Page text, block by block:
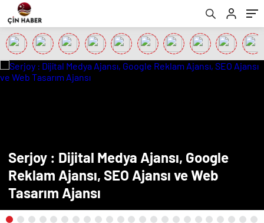
Serjoy : Dijital Medya Ajansı, Google
Reklam Ajansı, SEO Ajansı ve Web
Tasarım Ajansı